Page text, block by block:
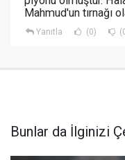
Mahmud'un tırnağı
Yanıtla (0)
Bunlar da İlginizi